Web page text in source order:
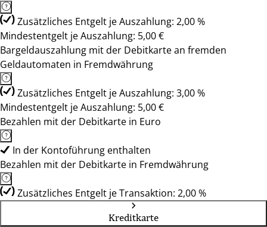
Zusätzliches Entgelt je Auszahlung: 2,00 %
Mindestentgelt je Auszahlung: 5,00 €
Bargeldauszahlung mit der Debitkarte an fremden
Geldautomaten in Fremdwährung
Zusätzliches Entgelt je Auszahlung: 3,00 %
Mindestentgelt je Auszahlung: 5,00 €
Bezahlen mit der Debitkarte in Euro
In der Kontoführung enthalten
Bezahlen mit der Debitkarte in Fremdwährung
Zusätzliches Entgelt je Transaktion: 2,00 %
Kreditkarte